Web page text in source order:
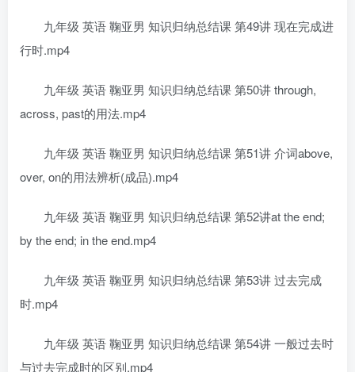
九年级 英语 鞠亚男 知识归纳总结课 第49讲 现在完成进
行时.mp4
九年级 英语 鞠亚男 知识归纳总结课 第50讲 through,
across, past的用法.mp4
九年级 英语 鞠亚男 知识归纳总结课 第51讲 介词above,
over, on的用法辨析(成品).mp4
九年级 英语 鞠亚男 知识归纳总结课 第52讲at the end;
by the end; in the end.mp4
九年级 英语 鞠亚男 知识归纳总结课 第53讲 过去完成
时.mp4
九年级 英语 鞠亚男 知识归纳总结课 第54讲 一般过去时
与过去完成时的区别.mp4